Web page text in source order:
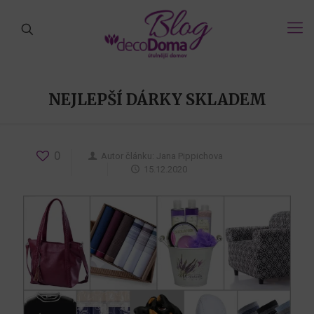
NEJLEPŠÍ DÁRKY SKLADEM
0 Autor článku: Jana Pippichova
15.12.2020